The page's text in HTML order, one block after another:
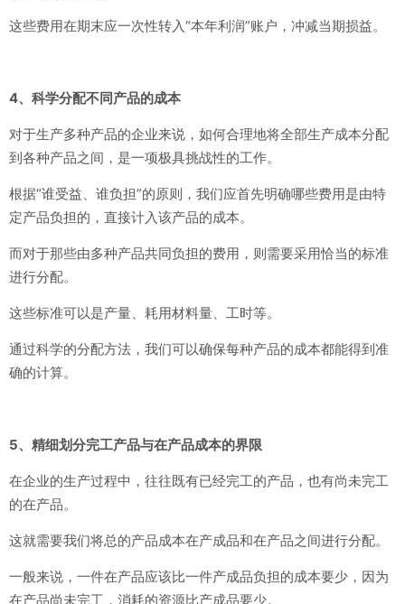
这些费用在期末应一次性转入“本年利润”账户，冲减当期损益。
4、科学分配不同产品的成本
对于生产多种产品的企业来说，如何合理地将全部生产成本分配
到各种产品之间，是一项极具挑战性的工作。
根据“谁受益、谁负担”的原则，我们应首先明确哪些费用是由特
定产品负担的，直接计入该产品的成本。
而对于那些由多种产品共同负担的费用，则需要采用恰当的标准
进行分配。
这些标准可以是产量、耗用材料量、工时等。
通过科学的分配方法，我们可以确保每种产品的成本都能得到准
确的计算。
5、精细划分完工产品与在产品成本的界限
在企业的生产过程中，往往既有已经完工的产品，也有尚未完工
的在产品。
这就需要我们将总的产品成本在产成品和在产品之间进行分配。
一般来说，一件在产品应该比一件产成品负担的成本要少，因为
在产品尚未完工，消耗的资源比产成品要少。